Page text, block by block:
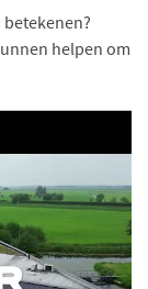
helpen om